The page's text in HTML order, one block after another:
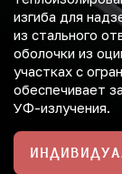
изгиба для
из стального
оболочки из
участках с
обеспечивает
УФ-излучения.